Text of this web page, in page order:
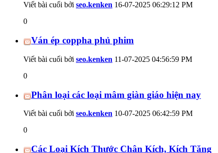
Viết bài cuối bởi seo.kenken 16-07-2025 06:29:12 PM
0
Ván ép coppha phủ phim
Viết bài cuối bởi seo.kenken 11-07-2025 04:56:59 PM
0
Phân loại các loại mâm giàn giáo hiện nay
Viết bài cuối bởi seo.kenken 10-07-2025 06:42:59 PM
0
Các Loại Kích Thước Chân Kích, Kích Tăng